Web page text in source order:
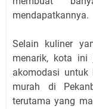
mendapatkannya.
Selain kuliner
menarik, kota ini
akomodasi untuk
murah di
terutama yang